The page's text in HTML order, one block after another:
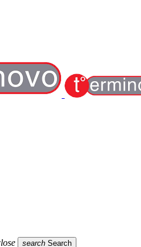
search Search